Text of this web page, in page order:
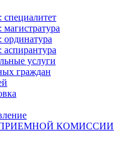
услуги
граждан
КОМИССИИ